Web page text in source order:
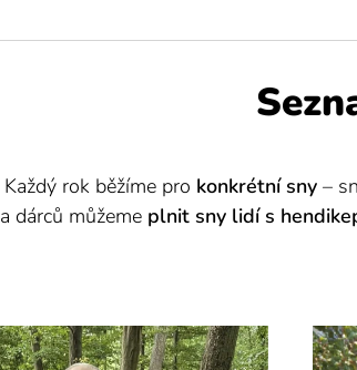
Každý rok běžíme pro konkrétnísny–
a dárců můžeme plnit sny lidí s